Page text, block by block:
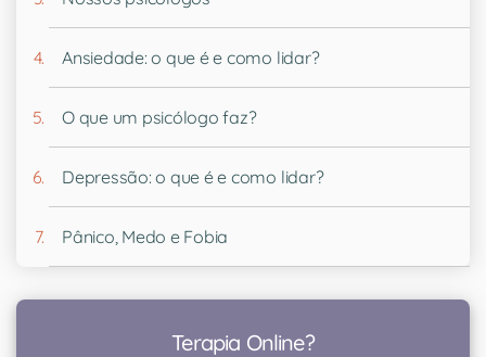
Ansiedade: o que é e como lidar?
O que um psicólogo faz?
Depressão: o que é e como lidar?
Pânico, Medo e Fobia
Terapia Online?